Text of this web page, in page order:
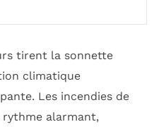
tirent la sonnette
climatique
Les incendies de
alarmant,